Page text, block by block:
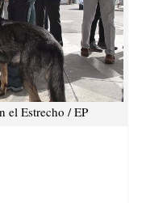
el Estrecho / EP